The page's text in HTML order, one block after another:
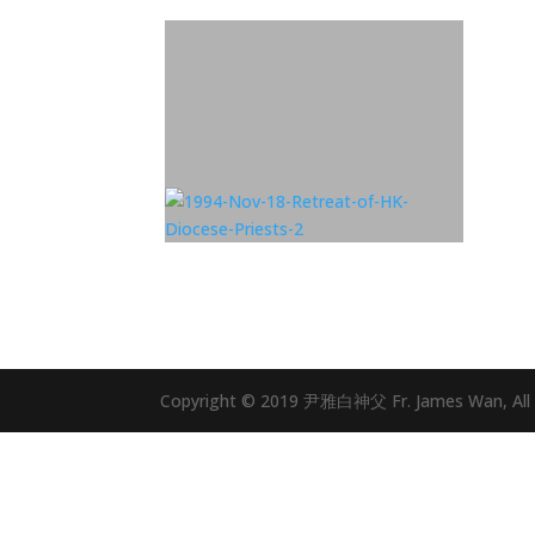
Copyright © 2019 尹雅白神父 Fr. James Wan,